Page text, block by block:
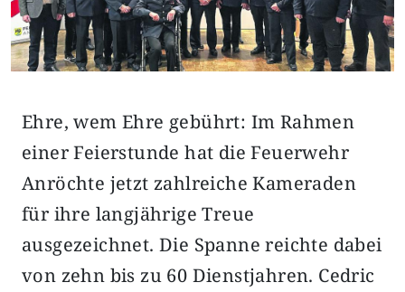
Ehre, wem Ehre gebührt: Im Rahmen
einer Feierstunde hat die Feuerwehr
Anröchte jetzt zahlreiche Kameraden
für ihre langjährige Treue
ausgezeichnet. Die Spanne reichte dabei
von zehn bis zu 60 Dienstjahren. Cedric